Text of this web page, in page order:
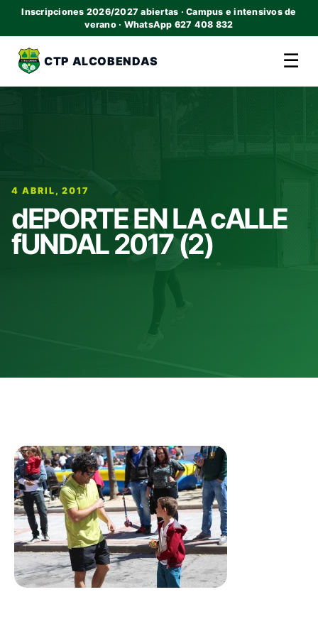
Inscripciones 2026/2027 abiertas · Campus e intensivos de
verano · WhatsApp 627 408 832
CTP ALCOBENDAS ☰
4 ABRIL, 2017
dEPORTE EN LA cALLE
fUNDAL 2017 (2)